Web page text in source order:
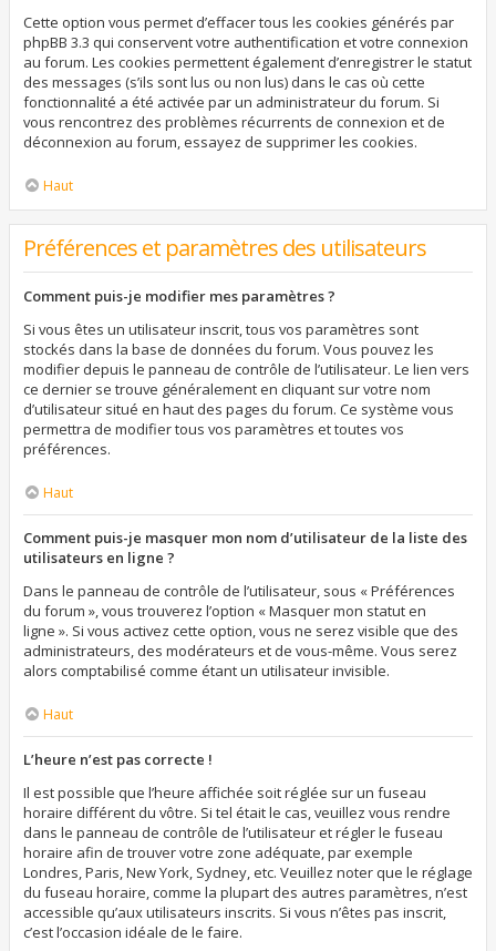
Cette option vous permet d’effacer tous les cookies générés par
phpBB 3.3 qui conservent votre authentification et votre connexion
au forum. Les cookies permettent également d’enregistrer le statut
des messages (s’ils sont lus ou non lus) dans le cas où cette
fonctionnalité a été activée par un administrateur du forum. Si
vous rencontrez des problèmes récurrents de connexion et de
déconnexion au forum, essayez de supprimer les cookies.
Haut
Préférences et paramètres des utilisateurs
Comment puis-je modifier mes paramètres ?
Si vous êtes un utilisateur inscrit, tous vos paramètres sont
stockés dans la base de données du forum. Vous pouvez les
modifier depuis le panneau de contrôle de l’utilisateur. Le lien vers
ce dernier se trouve généralement en cliquant sur votre nom
d’utilisateur situé en haut des pages du forum. Ce système vous
permettra de modifier tous vos paramètres et toutes vos
préférences.
Haut
Comment puis-je masquer mon nom d’utilisateur de la liste des
utilisateurs en ligne ?
Dans le panneau de contrôle de l’utilisateur, sous « Préférences
du forum », vous trouverez l’option « Masquer mon statut en
ligne ». Si vous activez cette option, vous ne serez visible que des
administrateurs, des modérateurs et de vous-même. Vous serez
alors comptabilisé comme étant un utilisateur invisible.
Haut
L’heure n’est pas correcte !
Il est possible que l’heure affichée soit réglée sur un fuseau
horaire différent du vôtre. Si tel était le cas, veuillez vous rendre
dans le panneau de contrôle de l’utilisateur et régler le fuseau
horaire afin de trouver votre zone adéquate, par exemple
Londres, Paris, New York, Sydney, etc. Veuillez noter que le réglage
du fuseau horaire, comme la plupart des autres paramètres, n’est
accessible qu’aux utilisateurs inscrits. Si vous n’êtes pas inscrit,
c’est l’occasion idéale de le faire.